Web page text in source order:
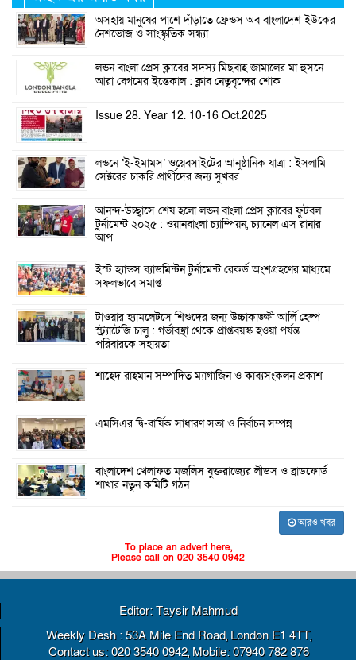
অসহায় মানুষের পাশে দাঁড়াতে ফ্রেন্ডস অব বাংলাদেশ ইউকের
নৈশভোজ ও সাংস্কৃতিক সন্ধ্যা
লন্ডন বাংলা প্রেস ক্লাবের সদস্য মিছবাহ জামালের মা হুসনে
আরা বেগমের ইন্তেকাল : ক্লাব নেতৃবৃন্দের শোক
Issue 28. Year 12. 10-16 Oct.2025
লন্ডনে ‘ই-ইমামস’ ওয়েবসাইটের আনুষ্ঠানিক যাত্রা : ইসলামি
সেক্টরের চাকরি প্রার্থীদের জন্য সুখবর
আনন্দ-উচ্ছ্বাসে শেষ হলো লন্ডন বাংলা প্রেস ক্লাবের ফুটবল
টুর্নামেন্ট ২০২৫ : ওয়ানবাংলা চ্যাম্পিয়ন, চ্যানেল এস রানার
আপ
ইস্ট হ্যান্ডস ব্যাডমিন্টন টুর্নামেন্ট রেকর্ড অংশগ্রহণের মাধ্যমে
সফলভাবে সমাপ্ত
টাওয়ার হ্যামলেটসে শিশুদের জন্য উচ্চাকাঙ্ক্ষী আর্লি হেল্প
স্ট্র্যাটেজি চালু : গর্ভাবস্থা থেকে প্রাপ্তবয়স্ক হওয়া পর্যন্ত
পরিবারকে সহায়তা
শাহেদ রাহমান সম্পাদিত ম্যাগাজিন ও কাব্যসংকলন প্রকাশ
এমসিএর দ্বি-বার্ষিক সাধারণ সভা ও নির্বাচন সম্পন্ন
বাংলাদেশ খেলাফত মজলিস যুক্তরাজ্যের লীডস ও ব্রাডফোর্ড
শাখার নতুন কমিটি গঠন
আরও খবর
To place an advert here,
Please call on 020 3540 0942
Editor: Taysir Mahmud
Weekly Desh : 53A Mile End Road, London E1 4TT,
Contact us: 020 3540 0942, Mobile: 07940 782 876